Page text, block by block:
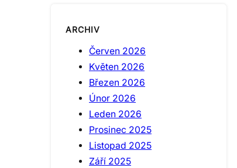
ARCHIV
Červen 2026
Květen 2026
Březen 2026
Únor 2026
Leden 2026
Prosinec 2025
Listopad 2025
Září 2025